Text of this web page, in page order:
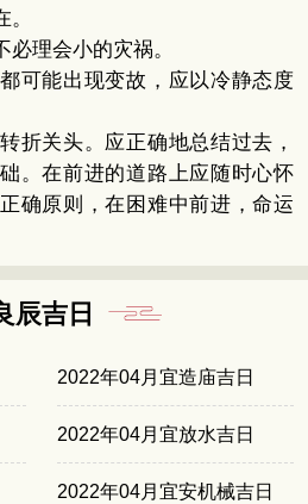
必理会小的灾祸。
可能出现变故，应以冷静态度
折关头。应正确地总结过去，
。在前进的道路上应随时心怀
确原则，在困难中前进，命运
辰吉日
2022年04月宜造庙吉日
2022年04月宜放水吉日
2022年04月宜安机械吉日